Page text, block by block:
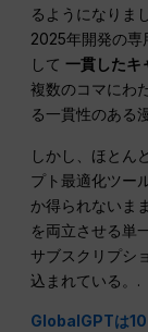
るようになりま
2025年開発の
して一貫したキ
複数のコマにわ
る一貫性のある
しかし、ほとん
プト最適化ツー
か得られないま
を両立させる単
サブスクリプシ
込まれている。.
GlobalGPTは